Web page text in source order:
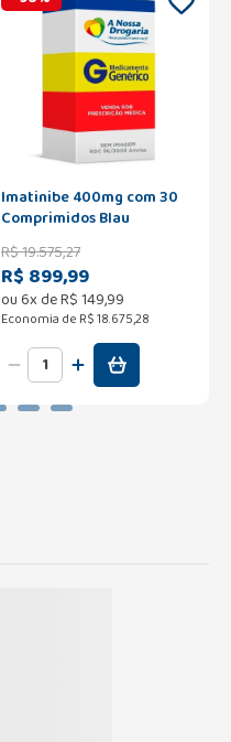
Imatinibe 400mg com 30
Comprimidos Blau
R$19.575,27
R$ 899,99
ou6x deR$149,99
Economia de R$ 18.675,28